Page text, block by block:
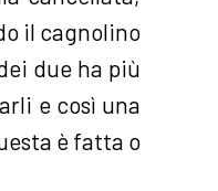
il cagnolino
due ha più
e così una
è fatta o